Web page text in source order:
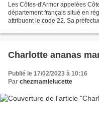
Les Côtes-d'Armor appelées
département français situé en
attribuent le code 22. Sa
Charlotte ananas
Publié le 17/02/2023 à 10:16
Par chezmamielucette